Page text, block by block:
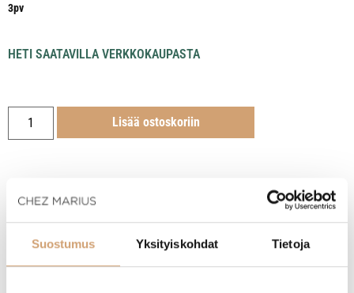
Suostumus Yksityiskohdat Tietoja
3pv
HETI SAATAVILLA VERKKOKAUPASTA
Lisää ostoskoriin